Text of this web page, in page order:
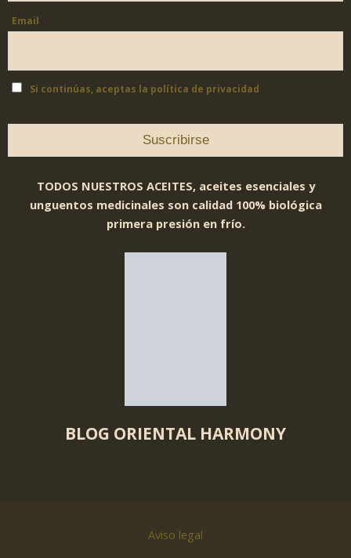
Email
Si continúas, aceptas la política de privacidad
TODOS NUESTROS ACEITES, aceites esenciales y
unguentos medicinales son calidad 100% biológica
primera presión en frío.
BLOG ORIENTAL HARMONY
Aviso legal